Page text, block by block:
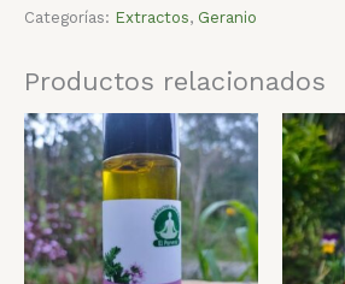
Categorías: Extractos, Geranio
Productos relacionados